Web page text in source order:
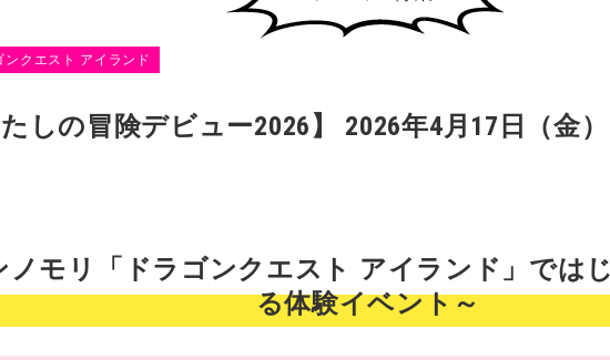
ンクエスト アイランド
たしの冒険デビュー2026】 2026年4月17日（金
ノモリ「ドラゴンクエスト アイランド」では
る体験イベント～